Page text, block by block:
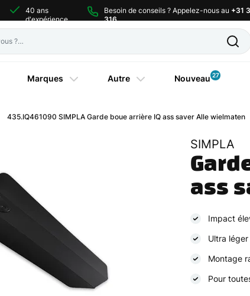
40 ans
d'expérience
Besoin de conseils ? Appelez-nous au +31
316
Marques Autre Nouveau 27
435.IQ461090 SIMPLA Garde boue arrière IQ ass saver Alle wielmaten
SIMPLA
ass
Impact
Ultra léger
Montage
Pour